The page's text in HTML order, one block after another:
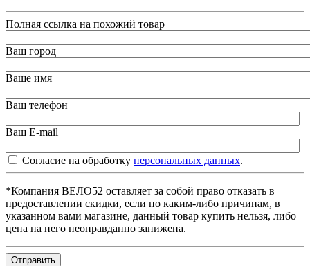
Полная ссылка на похожий товар
Ваш город
Ваше имя
Ваш телефон
Ваш E-mail
Согласие на обработку персональных данных.
*Компания ВЕЛО52 оставляет за собой право отказать в
предоставлении скидки, если по каким-либо причинам, в
указанном вами магазине, данный товар купить нельзя, либо
цена на него неоправданно занижена.
Отправить